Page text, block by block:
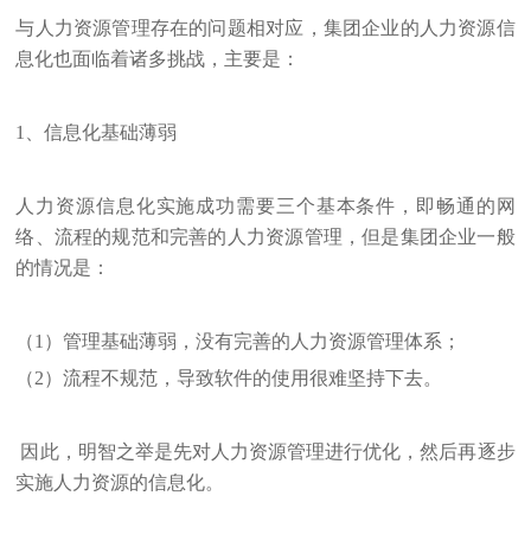
与人力资源管理存在的问题相对应，集团企业的人力资源信
息化也面临着诸多挑战，主要是：
1、信息化基础薄弱
人力资源信息化实施成功需要三个基本条件，即畅通的网
络、流程的规范和完善的人力资源管理，但是集团企业一般
的情况是：
（1）管理基础薄弱，没有完善的人力资源管理体系；
（2）流程不规范，导致软件的使用很难坚持下去。
因此，明智之举是先对人力资源管理进行优化，然后再逐步
实施人力资源的信息化。